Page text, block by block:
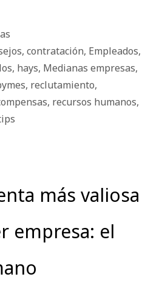
, contratación, Empleados,
, hays, Medianas empresas,
, reclutamiento,
, recursos humanos,
más valiosa
empresa: el